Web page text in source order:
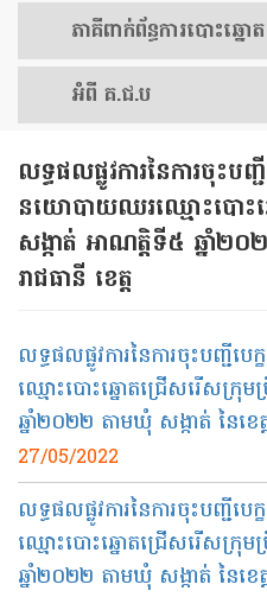
​ភាគីពាក់ព័ន្ធ​​ការ​បោះឆ្នោត
អំពី គ.ជ.ប
លទ្ធផលផ្លូវការនៃការចុះប
នយោបាយឈរឈ្មោះបោះឆ្
សង្កាត់ អាណត្តិទី៥ ឆ្នាំ២
រាជធានី ខេត្ត
លទ្ធផលផ្លូវការនៃការចុះបញ្
ឈ្មោះបោះឆ្នោតជ្រើសរើសក្រុម
ឆ្នាំ២០២២ តាមឃុំ សង្កាត់ នៃខេត្
27/05/2022
លទ្ធផលផ្លូវការនៃការចុះបញ្
ឈ្មោះបោះឆ្នោតជ្រើសរើសក្រុម
ឆ្នាំ២០២២ តាមឃុំ សង្កាត់ នៃខេ